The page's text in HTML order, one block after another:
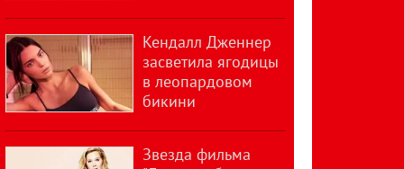
Кендалл Дженнер
засветила ягодицы
в леопардовом
бикини
Звезда фильма